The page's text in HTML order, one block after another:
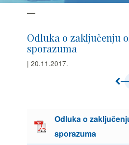
Odluka o zaključenju
sporazuma
| 20.11.2017.
Odluka o
sporazuma